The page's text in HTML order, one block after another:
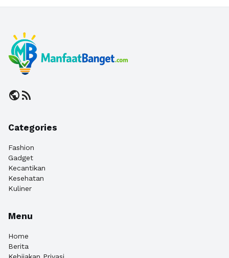
publicrss_feed
Categories
Fashion
Gadget
Kecantikan
Kesehatan
Kuliner
Menu
Home
Berita